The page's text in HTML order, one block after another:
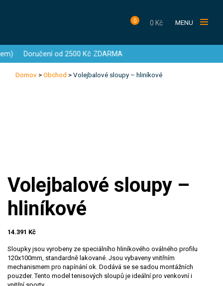
0 0 Kč MENU
Doručení od 2500 Kč ZDARMA
OBCHOD
TRÉNINKOVÉ POMŮCKY
TRÉNINKOVÉ FIGURÍNY A ODRAZOVÉ STĚNY
KOORDINAČNÍ ŽEBŘÍKY A KRUHY
METY A KUŽELY
SILOVÝ A FITNESS TRÉNINK
EXPANDERY, FITNESS GUMY, PADÁKY
MASÁŽNÍ A LÉKAŘSKÉ POMŮCKY
TRENÉR A PŘÍSLUŠENSTVÍ
FOTBALOVÉ BRANKY A VYBAVENÍ HŘIŠTĚ
VÝHODNÉ SETY
BLOG
KONTAKT
Domov > Obchod > Volejbalové sloupy – hliníkové
Volejbalové sloupy –
hliníkové
14.391 Kč
Sloupky jsou vyrobeny ze speciálního hliníkového oválného profilu
120x100mm, standardně lakované. Jsou vybaveny vnitřním
mechanismem pro napínání ok. Dodává se se sadou montážních
pouzder. Tento model tenisových sloupů je ideální pro venkovní i